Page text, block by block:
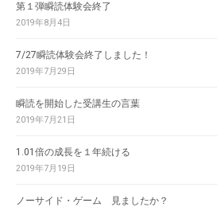
第１弾瞬読体験会終了
2019年8月4日
7/27瞬読体験会終了しました！
2019年7月29日
瞬読を開始した受講生の言葉
2019年7月21日
1.01倍の成長を１年続ける
2019年7月19日
ノーサイド・ゲーム 見ましたか？